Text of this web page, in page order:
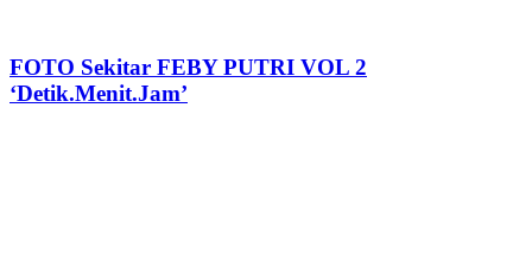
FOTO Sekitar FEBY PUTRI VOL 2
‘Detik.Menit.Jam’